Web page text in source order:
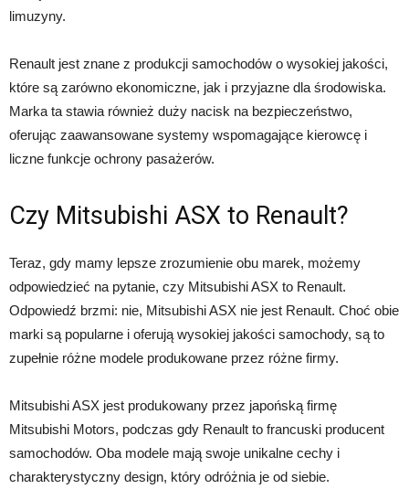
limuzyny.
Renault jest znane z produkcji samochodów o wysokiej jakości,
które są zarówno ekonomiczne, jak i przyjazne dla środowiska.
Marka ta stawia również duży nacisk na bezpieczeństwo,
oferując zaawansowane systemy wspomagające kierowcę i
liczne funkcje ochrony pasażerów.
Czy Mitsubishi ASX to Renault?
Teraz, gdy mamy lepsze zrozumienie obu marek, możemy
odpowiedzieć na pytanie, czy Mitsubishi ASX to Renault.
Odpowiedź brzmi: nie, Mitsubishi ASX nie jest Renault. Choć obie
marki są popularne i oferują wysokiej jakości samochody, są to
zupełnie różne modele produkowane przez różne firmy.
Mitsubishi ASX jest produkowany przez japońską firmę
Mitsubishi Motors, podczas gdy Renault to francuski producent
samochodów. Oba modele mają swoje unikalne cechy i
charakterystyczny design, który odróżnia je od siebie.